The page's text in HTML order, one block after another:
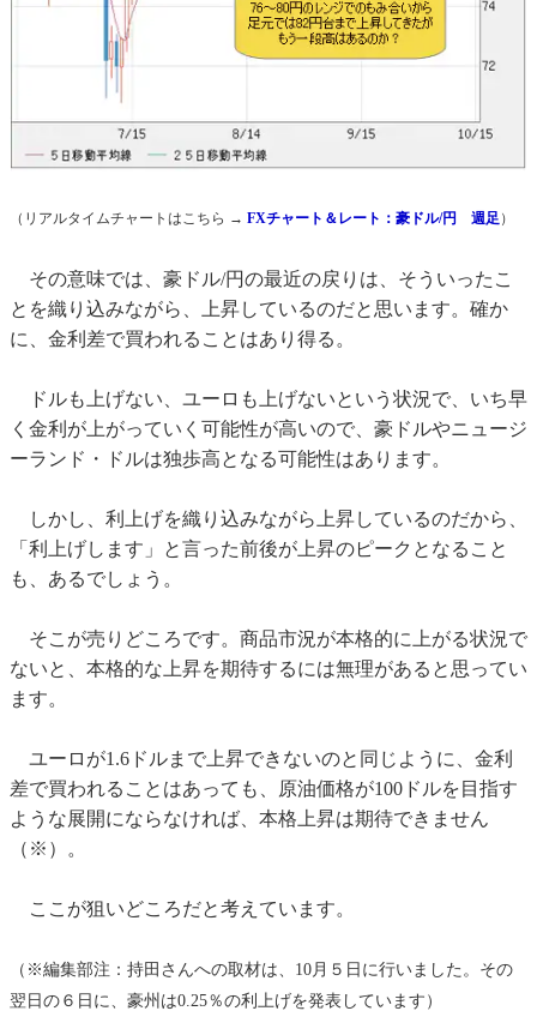
（リアルタイムチャートはこちら → FXチャート＆レート：豪ドル/円 週足）
その意味では、豪ドル/円の最近の戻りは、そういったこ
とを織り込みながら、上昇しているのだと思います。確か
に、金利差で買われることはあり得る。
ドルも上げない、ユーロも上げないという状況で、いち早
く金利が上がっていく可能性が高いので、豪ドルやニュージ
ーランド・ドルは独歩高となる可能性はあります。
しかし、利上げを織り込みながら上昇しているのだから、
「利上げします」と言った前後が上昇のピークとなること
も、あるでしょう。
そこが売りどころです。商品市況が本格的に上がる状況で
ないと、本格的な上昇を期待するには無理があると思ってい
ます。
ユーロが1.6ドルまで上昇できないのと同じように、金利
差で買われることはあっても、原油価格が100ドルを目指す
ような展開にならなければ、本格上昇は期待できません
（※）。
ここが狙いどころだと考えています。
（※編集部注：持田さんへの取材は、10月５日に行いました。その
翌日の６日に、豪州は0.25％の利上げを発表しています）